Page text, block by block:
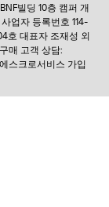
빌딩 10층 캠퍼 개
업자 등록번호 114-
호 대표자 조재성 외
매 고객 상담:
스크로서비스 가입